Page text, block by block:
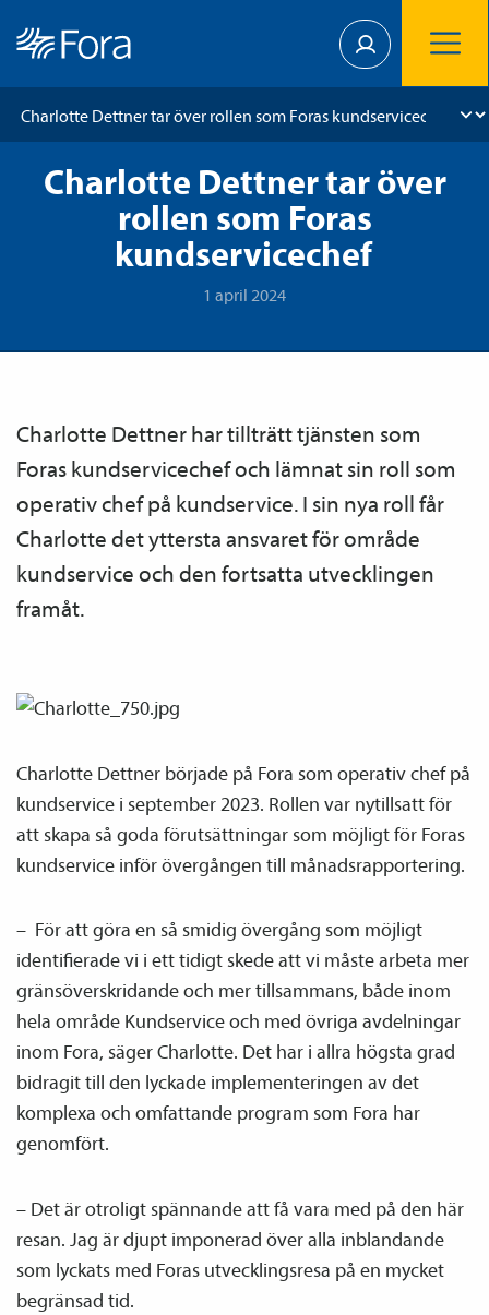
Charlotte Dettner tar över
rollen som Foras
kundservicechef
1 april 2024
Charlotte Dettner har tillträtt tjänsten som
Foras kundservicechef och lämnat sin roll som
operativ chef på kundservice. I sin nya roll får
Charlotte det yttersta ansvaret för område
kundservice och den fortsatta utvecklingen
framåt.
Charlotte Dettner började på Fora som operativ chef på
kundservice i september 2023. Rollen var nytillsatt för
att skapa så goda förutsättningar som möjligt för Foras
kundservice inför övergången till månads­rapportering.
– För att göra en så smidig övergång som möjligt
identifierade vi i ett tidigt skede att vi måste arbeta mer
gränsöverskridande och mer tillsammans, både inom
hela område Kundservice och med övriga avdelningar
inom Fora, säger Charlotte. Det har i allra högsta grad
bidragit till den lyckade implementeringen av det
komplexa och omfattande program som Fora har
genomfört.
– Det är otroligt spännande att få vara med på den här
resan. Jag är djupt imponerad över alla inblandande
som lyckats med Foras utvecklingsresa på en mycket
begränsad tid.